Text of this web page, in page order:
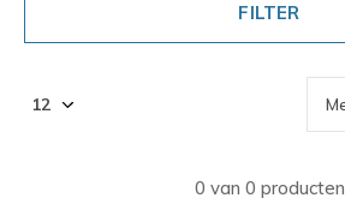
FILTER
0 van 0 producten